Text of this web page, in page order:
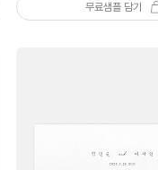
무료샘플 담기